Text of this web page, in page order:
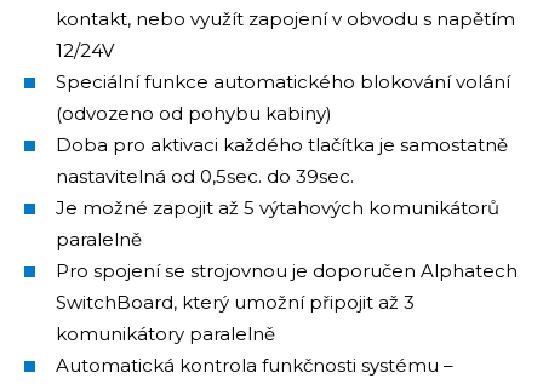
kontakt, nebo využít zapojení v obvodu s napětím
12/24V
Speciální funkce automatického blokování volání
(odvozeno od pohybu kabiny)
Doba pro aktivaci každého tlačítka je samostatně
nastavitelná od 0,5sec. do 39sec.
Je možné zapojit až 5 výtahových komunikátorů
paralelně
Pro spojení se strojovnou je doporučen Alphatech
SwitchBoard, který umožní připojit až 3
komunikátory paralelně
Automatická kontrola funkčnosti systému –